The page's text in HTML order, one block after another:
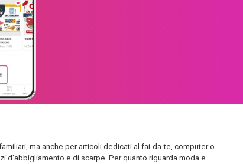
ma anche per articoli dedicati al fai-da-te, computer o
d'abbigliamento e di scarpe. Per quanto riguarda moda e